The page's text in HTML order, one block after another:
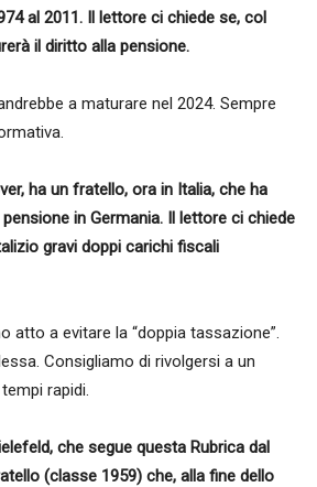
al 2011. Il lettore ci chiede se, col
il diritto alla pensione.
a maturare nel 2024. Sempre
ha un fratello, ora in Italia, che ha
in Germania. Il lettore ci chiede
gravi doppi carichi fiscali
atto a evitare la “doppia tassazione”.
Consigliamo di rivolgersi a un
rapidi.
che segue questa Rubrica dal
(classe 1959) che, alla fine dello